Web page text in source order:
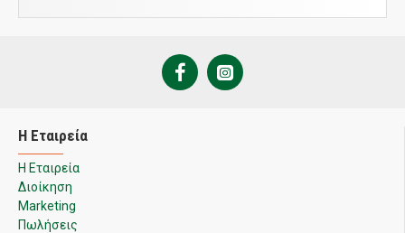
Η Εταιρεία
Η Εταιρεία
Διοίκηση
Marketing
Πωλήσεις